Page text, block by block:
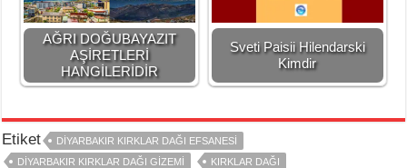
AĞRI DOĞUBAYAZIT
AŞİRETLERİ
HANGİLERİDİR
Sveti Paisii Hilendarski
Kimdir
Etiket
DIYARBAKIR KIRKLAR DAĞI EFSANESI
DIYARBAKIR KIRKLAR DAĞI GIZEMI
KIRKLAR DAĞI